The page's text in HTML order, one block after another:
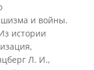
и войны.
истории
Л. И.,